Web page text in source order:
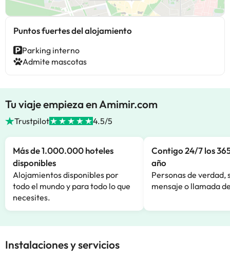
Puntos fuertes del alojamiento
Parking interno
Admite mascotas
Tu viaje empieza en Amimir.com
Trustpilot 4.5/5
Más de 1.000.000 hoteles
disponibles
Alojamientos disponibles por
todo el mundo y para todo lo que
necesites.
Contigo 24/7 los
año
Personas de verdad,
mensaje o llamada
Instalaciones y servicios